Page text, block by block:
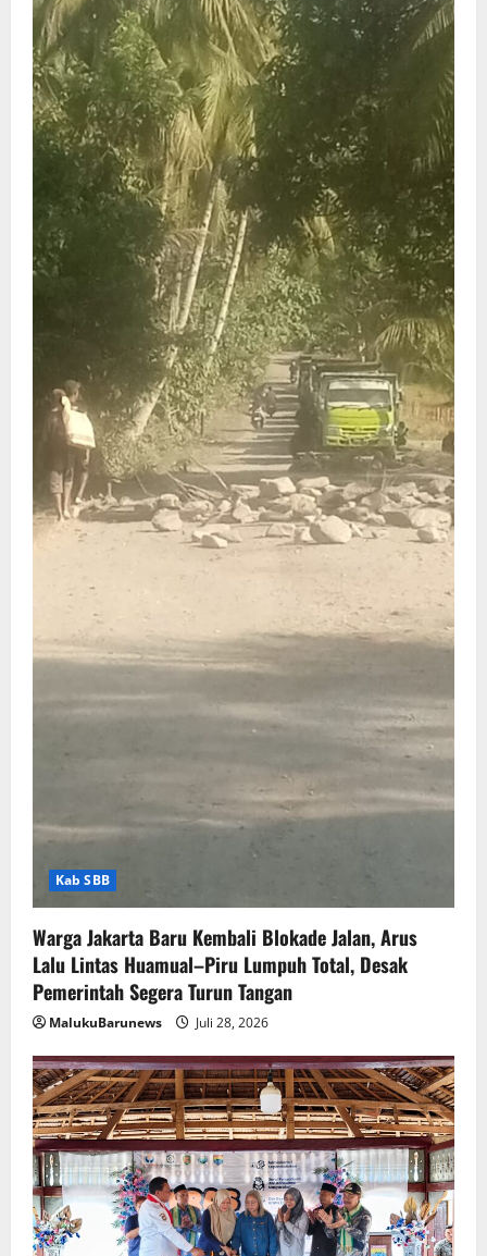
Kab SBB
Warga Jakarta Baru Kembali Blokade Jalan, Arus
Lalu Lintas Huamual–Piru Lumpuh Total, Desak
Pemerintah Segera Turun Tangan
MalukuBarunews Juli 28, 2026